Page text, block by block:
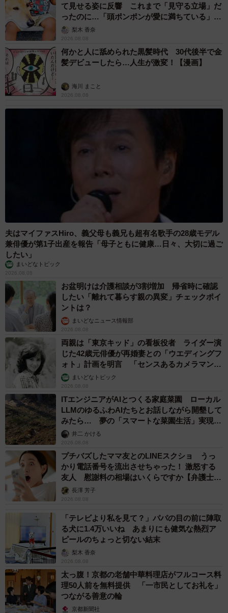
て見せる姿に反響 これまで「見守る立場」だ
ったのに…「頭ポンポンが愛に満ちている」
「尊…」
梨木 香奈
2026.08.08
何かと人に舐められた黒髪時代 30代後半で金
髪デビューしたら…人生が激変！【漫画】
海川 まこと
2026.08.08
夫はマイファスHiro、義父母も義兄も超有名歌手の28歳モデル
兼俳優が第1子出産を報告「母子ともに健康…日々、大切に過ご
したい」
まいどなトピック
2026.08.08
お盆明けは介護相談が3割増加 帰省時に確認
したい「離れて暮らす親の異変」チェックポイ
ントは？
まいどなニュース情報部
2026.08.08
両親は「東京キッド」の看板役者 ライダー演
じた42歳元俳優が再婚妻との「ウエディングフ
ォト」計画を明言 「センスあるカメラマン求
む」まいどなトピック
2026.08.08
ITエンジニアがAIとつくる家庭菜園 ローカル
LLMのゆるふわAIたちとお話しながら開墾して
みたら… 夢の「スマートな菜園生活」実現な
るか井二 かける
2026.08.08
プチバズしたママ友とのLINEスクショ うっ
かり電話番号を流出させちゃった！ 激怒する
友人 慰謝料の相場はいくらですか【弁護士が
解説】長澤 芳子
2026.08.08
「テレビより私を見て？」パパの目の前に陣取
る犬に1.4万いいね あまりにも健気な熱烈ア
ピールのちょっと切ない結末
梨木 香奈
2026.08.08
太っ腹！京都の老舗中華料理店がフルコース料
理50人前を無料提供 「一市民としてお礼を」
つながる善意の輪
京都新聞社